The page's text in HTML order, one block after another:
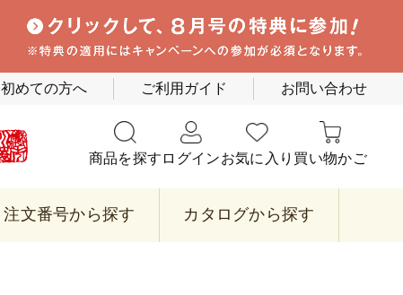
初めての方へ ご利用ガイド お問い合わせ
商品を探す ログインお気に入り 買い物かご
注文番号から探す カタログから探す